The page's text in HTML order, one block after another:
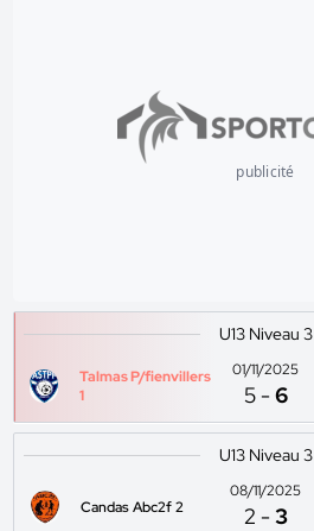
publicité
U13 Niveau 3
Talmas P/fienvillers
1
01/11/2025
5 -6
U13 Niveau 3
Candas Abc2f 2
08/11/2025
2 -3